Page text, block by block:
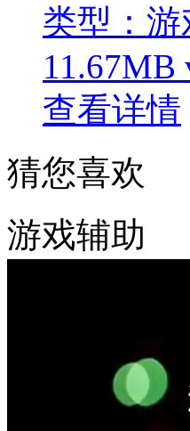
类型：游
11.67MB
查看详情
猜您喜欢
游戏辅助